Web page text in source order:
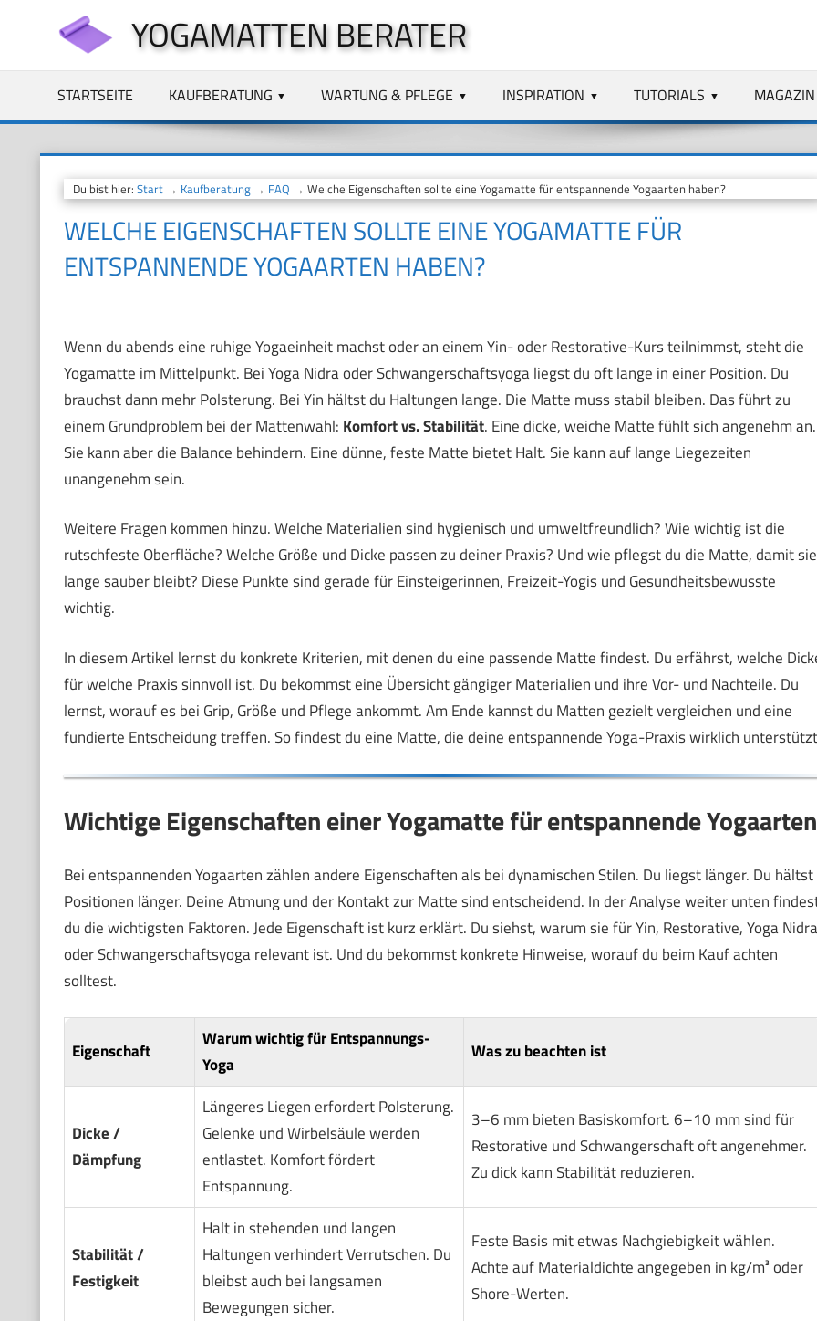
springen
YOGAMATTEN BERATER
STARTSEITE KAUFBERATUNG WARTUNG & PFLEGE INSPIRATION TUTORIALS MAGAZIN
Du bist hier: Start→ Kaufberatung→ FAQ → Welche Eigenschaften sollte eine Yogamatte für entspannende Yogaarten haben?
WELCHE EIGENSCHAFTEN SOLLTE EINE YOGAMATTE FÜR
ENTSPANNENDE YOGAARTEN HABEN?
Wenn du abends eine ruhige Yogaeinheit machst oder an einem Yin- oder Restorative-Kurs teilnimmst, steht die
Yogamatte im Mittelpunkt. Bei Yoga Nidra oder Schwangerschaftsyoga liegst du oft lange in einer Position. Du
brauchst dann mehr Polsterung. Bei Yin hältst du Haltungen lange. Die Matte muss stabil bleiben. Das führt zu
einem Grundproblem bei der Mattenwahl: Komfort vs. Stabilität. Eine dicke, weiche Matte fühlt sich angenehm an.
Sie kann aber die Balance behindern. Eine dünne, feste Matte bietet Halt. Sie kann auf lange Liegezeiten
unangenehm sein.
Weitere Fragen kommen hinzu. Welche Materialien sind hygienisch und umweltfreundlich? Wie wichtig ist die
rutschfeste Oberfläche? Welche Größe und Dicke passen zu deiner Praxis? Und wie pflegst du die Matte, damit sie
lange sauber bleibt? Diese Punkte sind gerade für Einsteigerinnen, Freizeit-Yogis und Gesundheitsbewusste
wichtig.
In diesem Artikel lernst du konkrete Kriterien, mit denen du eine passende Matte findest. Du erfährst, welche
für welche Praxis sinnvoll ist. Du bekommst eine Übersicht gängiger Materialien und ihre Vor- und Nachteile. Du
lernst, worauf es bei Grip, Größe und Pflege ankommt. Am Ende kannst du Matten gezielt vergleichen und eine
fundierte Entscheidung treffen. So findest du eine Matte, die deine entspannende Yoga-Praxis wirklich
Wichtige Eigenschaften einer Yogamatte für entspannende Yogaarten
Bei entspannenden Yogaarten zählen andere Eigenschaften als bei dynamischen Stilen. Du liegst länger. Du hältst
Positionen länger. Deine Atmung und der Kontakt zur Matte sind entscheidend. In der Analyse weiter unten
du die wichtigsten Faktoren. Jede Eigenschaft ist kurz erklärt. Du siehst, warum sie für Yin, Restorative, Yoga Nidra
oder Schwangerschaftsyoga relevant ist. Und du bekommst konkrete Hinweise, worauf du beim Kauf achten
solltest.
Eigenschaft
Warum wichtig für Entspannungs-
Yoga
Was zu beachten ist
Dicke /
Dämpfung
Längeres Liegen erfordert Polsterung.
Gelenke und Wirbelsäule werden
entlastet. Komfort fördert
Entspannung.
3–6 mm bieten Basiskomfort. 6–10 mm sind für
Restorative und Schwangerschaft oft angenehmer.
Zu dick kann Stabilität reduzieren.
Stabilität /
Festigkeit
Halt in stehenden und langen
Haltungen verhindert Verrutschen. Du
bleibst auch bei langsamen
Bewegungen sicher.
Feste Basis mit etwas Nachgiebigkeit wählen.
Achte auf Materialdichte angegeben in kg/m³ oder
Shore-Werten.